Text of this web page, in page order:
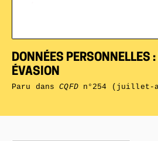
DONNÉES PERSONNELLES
ÉVASION
Paru dansCQFDn°254 (juillet-